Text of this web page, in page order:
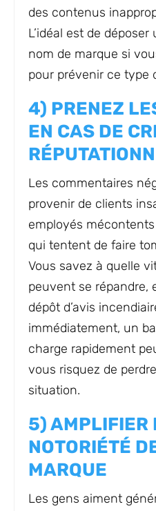
des contenus
L’idéal est de
nom de marque si
pour prévenir ce type
4) PRENEZ
EN CAS DE
Les commentaires
provenir de clients
employés
qui tentent de faire
Vous savez à quelle
peuvent se répandre,
dépôt d’avis
immédiatement, un
charge rapidement
vous risquez de
situation.
5) AMPLIFIER
NOTORIÉTÉ
MARQUE
Les gens aiment